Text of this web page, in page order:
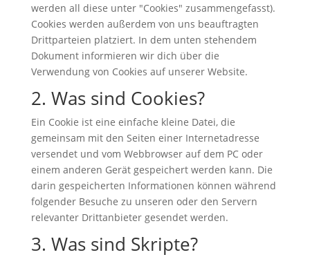
werden all diese unter "Cookies" zusammengefasst).
Cookies werden außerdem von uns beauftragten
Drittparteien platziert. In dem unten stehendem
Dokument informieren wir dich über die
Verwendung von Cookies auf unserer Website.
2. Was sind Cookies?
Ein Cookie ist eine einfache kleine Datei, die
gemeinsam mit den Seiten einer Internetadresse
versendet und vom Webbrowser auf dem PC oder
einem anderen Gerät gespeichert werden kann. Die
darin gespeicherten Informationen können während
folgender Besuche zu unseren oder den Servern
relevanter Drittanbieter gesendet werden.
3. Was sind Skripte?